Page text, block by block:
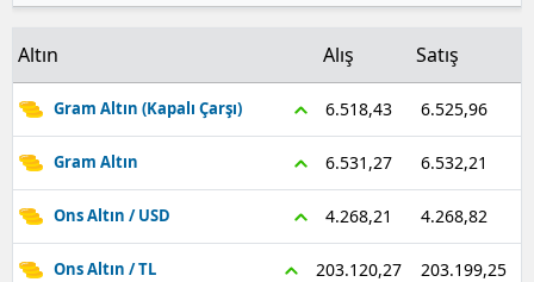
Altın Alış Satış
Gram Altın (Kapalı Çarşı) 6.518,43 6.525,96
Gram Altın 6.531,27 6.532,21
Ons Altın / USD 4.268,21 4.268,82
Ons Altın / TL 203.120,27 203.199,25